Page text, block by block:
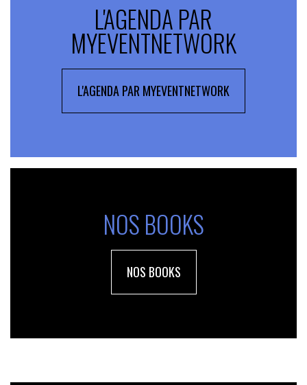
L'AGENDA PAR
MYEVENTNETWORK
L'AGENDA PAR MYEVENTNETWORK
NOS BOOKS
NOS BOOKS